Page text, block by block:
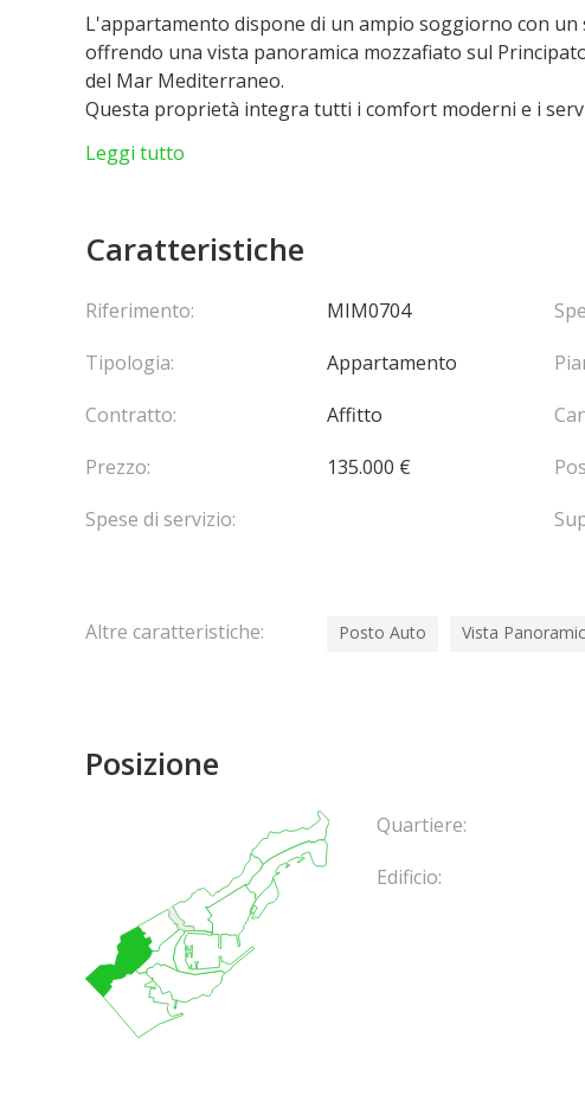
L'appartamento dispone di un ampio soggiorno con
offrendo una vista panoramica mozzafiato sul
del Mar Mediterraneo.
Questa proprietà integra tutti i comfort moderni e i
in tutte le stanze principali. Le finestre minimaliste a
apre su una grande terrazza e dispone di un home
Servizi e finiture di lusso in tutta la proprietà.
Leggi tutto
Caratteristiche
Riferimento:
MIM0704
Tipologia:
Appartamento
Contratto:
Affitto
Prezzo:
135.000 €
Spese di servizio:
Altre caratteristiche: Posto Auto Vista
Posizione
Quartiere:
Edificio: